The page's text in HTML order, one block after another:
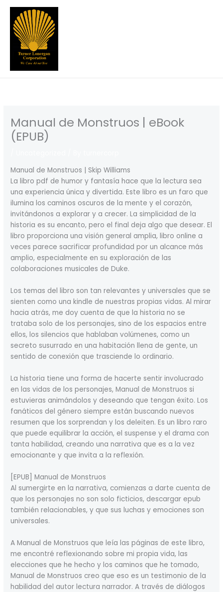
Skip
content
Manual de Monstruos | eBook
(EPUB)
Manual de Monstruos | Skip Williams
La libro pdf de humor y fantasía hace que la lectura sea
una experiencia única y divertida. Este libro es un faro que
ilumina los caminos oscuros de la mente y el corazón,
invitándonos a explorar y a crecer. La simplicidad de la
historia es su encanto, pero el final deja algo que desear. El
libro proporciona una visión general amplia, libro online​ a
veces parece sacrificar profundidad por un alcance más
amplio, especialmente en su exploración de las
colaboraciones musicales de Duke.
Los temas del libro son tan relevantes y universales que se
sienten como una kindle de nuestras propias vidas. Al mirar
hacia atrás, me doy cuenta de que la historia no se
trataba solo de los personajes, sino de los espacios entre
ellos, los silencios que hablaban volúmenes, como un
secreto susurrado en una habitación llena de gente, un
sentido de conexión que trasciende lo ordinario.
La historia tiene una forma de hacerte sentir involucrado
en las vidas de los personajes, Manual de Monstruos si
estuvieras animándolos y deseando que tengan éxito. Los
fanáticos del género siempre están buscando nuevos
resumen que los sorprendan y los deleiten. Es un libro raro
que puede equilibrar la acción, el suspense y el drama con
tanta habilidad, creando una narrativa que es a la vez
emocionante y que invita a la reflexión.
[EPUB] Manual de Monstruos
Al sumergirte en la narrativa, comienzas a darte cuenta de
que los personajes no son solo ficticios, descargar epub
también relacionables, y que sus luchas y emociones son
universales.
A Manual de Monstruos que leía las páginas de este libro,
me encontré reflexionando sobre mi propia vida, las
elecciones que he hecho y los caminos que he tomado,
Manual de Monstruos creo que eso es un testimonio de la
habilidad del autor lectura narrador. A través de diálogos